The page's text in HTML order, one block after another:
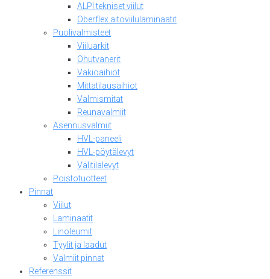
ALPI tekniset viilut
Oberflex aitoviilulaminaatit
Puolivalmisteet
Viiluarkit
Ohutvanerit
Vakioaihiot
Mittatilausaihiot
Valmismitat
Reunavalmiit
Asennusvalmiit
HVL-paneeli
HVL-pöytälevyt
Välitilalevyt
Poistotuotteet
Pinnat
Viilut
Laminaatit
Linoleumit
Tyylit ja laadut
Valmiit pinnat
Referenssit